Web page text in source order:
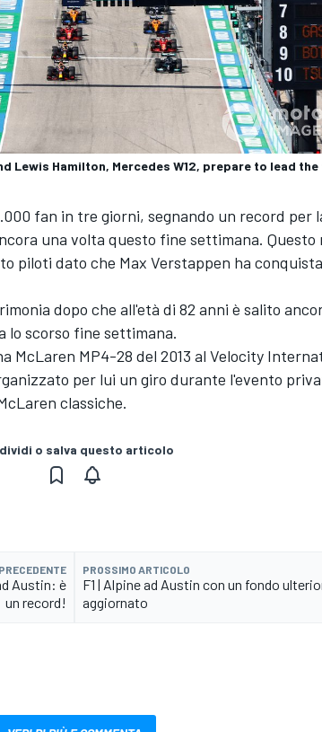
Lewis Hamilton, Mercedes W12, prepare to lead
fan in tre giorni, segnando un record per
una volta questo fine settimana. Questo
piloti dato che Max Verstappen ha
dopo che all'età di 82 anni è salito
lo scorso fine settimana.
McLaren MP4-28 del 2013 al Velocity
per lui un giro durante l'evento
classiche.
o salva questo articolo
Austin: è
un record!
PROSSIMO ARTICOLO
F1 | Alpine ad Austin con un fondo
aggiornato